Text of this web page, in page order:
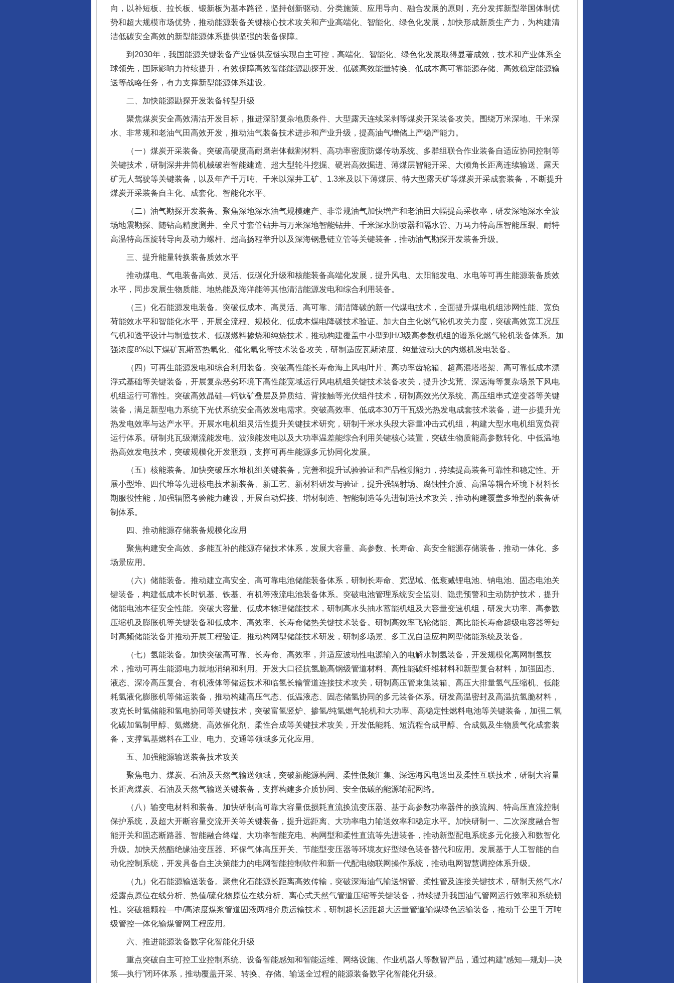
向，以补短板、拉长板、锻新板为基本路径，坚持创新驱动、分类施策、应用导向、融合发展的原则，充分发挥新型举国体制优
势和超大规模市场优势，推动能源装备关键核心技术攻关和产业高端化、智能化、绿色化发展，加快形成新质生产力，为构建清
洁低碳安全高效的新型能源体系提供坚强的装备保障。
到2030年，我国能源关键装备产业链供应链实现自主可控，高端化、智能化、绿色化发展取得显著成效，技术和产业体系全
球领先，国际影响力持续提升，有效保障高效智能能源勘探开发、低碳高效能量转换、低成本高可靠能源存储、高效稳定能源输
送等战略任务，有力支撑新型能源体系建设。
二、加快能源勘探开发装备转型升级
聚焦煤炭安全高效清洁开发目标，推进深部复杂地质条件、大型露天连续采剥等煤炭开采装备攻关。围绕万米深地、千米深
水、非常规和老油气田高效开发，推动油气装备技术进步和产业升级，提高油气增储上产稳产能力。
（一）煤炭开采装备。突破高硬度高耐磨岩体截割材料、高功率密度防爆传动系统、多群组联合作业装备自适应协同控制等
关键技术，研制深井井筒机械破岩智能建造、超大型轮斗挖掘、硬岩高效掘进、薄煤层智能开采、大倾角长距离连续输送、露天
矿无人驾驶等关键装备，以及年产千万吨、千米以深井工矿、1.3米及以下薄煤层、特大型露天矿等煤炭开采成套装备，不断提升
煤炭开采装备自主化、成套化、智能化水平。
（二）油气勘探开发装备。聚焦深地深水油气规模建产、非常规油气加快增产和老油田大幅提高采收率，研发深地深水全波
场地震勘探、随钻高精度测井、全尺寸套管钻井与万米深地智能钻井、千米深水防喷器和隔水管、万马力特高压智能压裂、耐特
高温特高压旋转导向及动力螺杆、超高扬程举升以及深海钢悬链立管等关键装备，推动油气勘探开发装备升级。
三、提升能量转换装备质效水平
推动煤电、气电装备高效、灵活、低碳化升级和核能装备高端化发展，提升风电、太阳能发电、水电等可再生能源装备质效
水平，同步发展生物质能、地热能及海洋能等其他清洁能源发电和综合利用装备。
（三）化石能源发电装备。突破低成本、高灵活、高可靠、清洁降碳的新一代煤电技术，全面提升煤电机组涉网性能、宽负
荷能效水平和智能化水平，开展全流程、规模化、低成本煤电降碳技术验证。加大自主化燃气轮机攻关力度，突破高效宽工况压
气机和透平设计与制造技术、低碳燃料掺烧和纯烧技术，推动构建覆盖中小型到H/J级高参数机组的谱系化燃气轮机装备体系。加
强浓度8%以下煤矿瓦斯蓄热氧化、催化氧化等技术装备攻关，研制适应瓦斯浓度、纯量波动大的内燃机发电装备。
（四）可再生能源发电和综合利用装备。突破高性能长寿命海上风电叶片、高功率齿轮箱、超高混塔塔架、高可靠低成本漂
浮式基础等关键装备，开展复杂恶劣环境下高性能宽域运行风电机组关键技术装备攻关，提升沙戈荒、深远海等复杂场景下风电
机组运行可靠性。突破高效晶硅—钙钛矿叠层及异质结、背接触等光伏组件技术，研制高效光伏系统、高压组串式逆变器等关键
装备，满足新型电力系统下光伏系统安全高效发电需求。突破高效率、低成本30万千瓦级光热发电成套技术装备，进一步提升光
热发电效率与达产水平。开展水电机组灵活性提升关键技术研究，研制千米水头段大容量冲击式机组，构建大型水电机组宽负荷
运行体系。研制兆瓦级潮流能发电、波浪能发电以及大功率温差能综合利用关键核心装置，突破生物质能高参数转化、中低温地
热高效发电技术，突破规模化开发瓶颈，支撑可再生能源多元协同化发展。
（五）核能装备。加快突破压水堆机组关键装备，完善和提升试验验证和产品检测能力，持续提高装备可靠性和稳定性。开
展小型堆、四代堆等先进核电技术新装备、新工艺、新材料研发与验证，提升强辐射场、腐蚀性介质、高温等耦合环境下材料长
期服役性能，加强辐照考验能力建设，开展自动焊接、增材制造、智能制造等先进制造技术攻关，推动构建覆盖多堆型的装备研
制体系。
四、推动能源存储装备规模化应用
聚焦构建安全高效、多能互补的能源存储技术体系，发展大容量、高参数、长寿命、高安全能源存储装备，推动一体化、多
场景应用。
（六）储能装备。推动建立高安全、高可靠电池储能装备体系，研制长寿命、宽温域、低衰减锂电池、钠电池、固态电池关
键装备，构建低成本长时钒基、铁基、有机等液流电池装备体系。突破电池管理系统安全监测、隐患预警和主动防护技术，提升
储能电池本征安全性能。突破大容量、低成本物理储能技术，研制高水头抽水蓄能机组及大容量变速机组，研发大功率、高参数
压缩机及膨胀机等关键装备和低成本、高效率、长寿命储热关键技术装备。研制高效率飞轮储能、高比能长寿命超级电容器等短
时高频储能装备并推动开展工程验证。推动构网型储能技术研发，研制多场景、多工况自适应构网型储能系统及装备。
（七）氢能装备。加快突破高可靠、长寿命、高效率，并适应波动性电源输入的电解水制氢装备，开发规模化离网制氢技
术，推动可再生能源电力就地消纳和利用。开发大口径抗氢脆高钢级管道材料、高性能碳纤维材料和新型复合材料，加强固态、
液态、深冷高压复合、有机液体等储运技术和临氢长输管道连接技术攻关，研制高压管束集装箱、高压大排量氢气压缩机、低能
耗氢液化膨胀机等储运装备，推动构建高压气态、低温液态、固态储氢协同的多元装备体系。研发高温密封及高温抗氢脆材料，
攻克长时氢储能和氢电协同等关键技术，突破富氢竖炉、掺氢/纯氢燃气轮机和大功率、高稳定性燃料电池等关键装备，加强二氧
化碳加氢制甲醇、氨燃烧、高效催化剂、柔性合成等关键技术攻关，开发低能耗、短流程合成甲醇、合成氨及生物质气化成套装
备，支撑氢基燃料在工业、电力、交通等领域多元化应用。
五、加强能源输送装备技术攻关
聚焦电力、煤炭、石油及天然气输送领域，突破新能源构网、柔性低频汇集、深远海风电送出及柔性互联技术，研制大容量
长距离煤炭、石油及天然气输送关键装备，支撑构建多介质协同、安全低碳的能源输配网络。
（八）输变电材料和装备。加快研制高可靠大容量低损耗直流换流变压器、基于高参数功率器件的换流阀、特高压直流控制
保护系统，及超大开断容量交流开关等关键装备，提升远距离、大功率电力输送效率和稳定水平。加快研制一、二次深度融合智
能开关和固态断路器、智能融合终端、大功率智能充电、构网型和柔性直流等先进装备，推动新型配电系统多元化接入和数智化
升级。加快天然酯绝缘油变压器、环保气体高压开关、节能型变压器等环境友好型绿色装备替代和应用。发展基于人工智能的自
动化控制系统，开发具备自主决策能力的电网智能控制软件和新一代配电物联网操作系统，推动电网智慧调控体系升级。
（九）化石能源输送装备。聚焦化石能源长距离高效传输，突破深海油气输送钢管、柔性管及连接关键技术，研制天然气水/
烃露点原位在线分析、热值/硫化物原位在线分析、离心式天然气管道压缩等关键装备，持续提升我国油气管网运行效率和系统韧
性。突破粗颗粒—中/高浓度煤浆管道固液两相介质运输技术，研制超长运距超大运量管道输煤绿色运输装备，推动千公里千万吨
级管控一体化输煤管网工程应用。
六、推进能源装备数字化智能化升级
重点突破自主可控工业控制系统、设备智能感知和智能运维、网络设施、作业机器人等数智产品，通过构建“感知—规划—决
策—执行”闭环体系，推动覆盖开采、转换、存储、输送全过程的能源装备数字化智能化升级。